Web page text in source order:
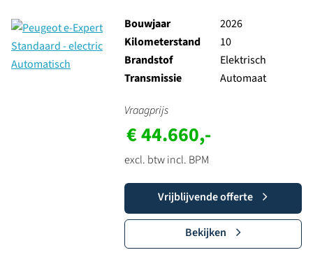
Bouwjaar
2026
Kilometerstand
10
Brandstof
Elektrisch
Transmissie
Automaat
Vraagprijs
€ 44.660,-
excl. btw incl. BPM
Vrijblijvende offerte
Bekijken